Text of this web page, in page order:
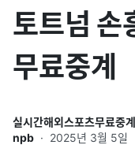
토트넘 손
무료중계
실시간해외스포츠무료중
npb · 2025년 3월 5일